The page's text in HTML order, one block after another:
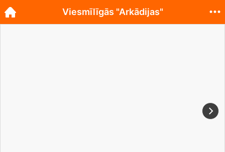
Viesmīlīgās "Arkādijas"